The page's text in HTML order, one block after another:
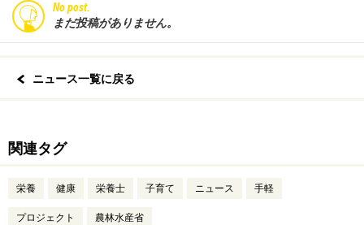
No post.
まだ投稿がありません。
ニュース一覧に戻る
関連タグ
栄養 健康 栄養士 子育て ニュース 手軽
プロジェクト 農林水産省